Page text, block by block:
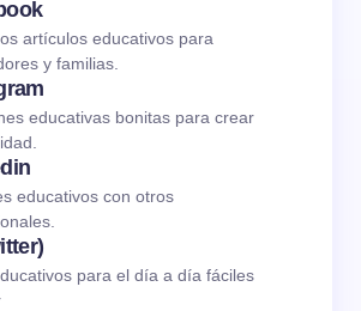
artículos educativos para
y familias.
educativas bonitas para crear
educativos con otros
para el día a día fáciles